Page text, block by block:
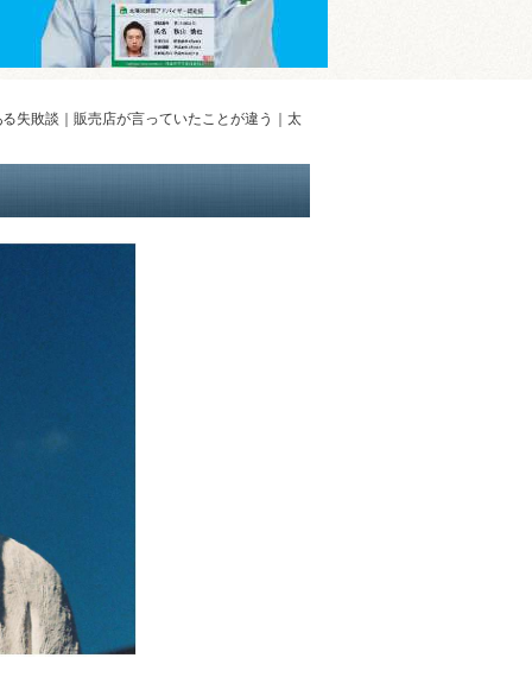
失敗談｜販売店が言っていたことが違う｜太